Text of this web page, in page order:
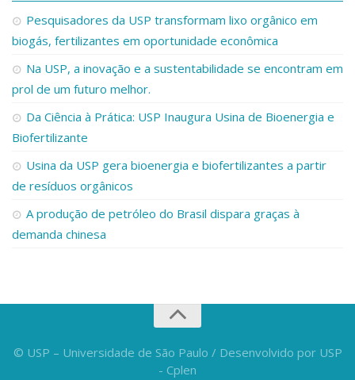
Pesquisadores da USP transformam lixo orgânico em
biogás, fertilizantes em oportunidade econômica
Na USP, a inovação e a sustentabilidade se encontram em
prol de um futuro melhor.
Da Ciência à Prática: USP Inaugura Usina de Bioenergia e
Biofertilizante
Usina da USP gera bioenergia e biofertilizantes a partir
de resíduos orgânicos
A produção de petróleo do Brasil dispara graças à
demanda chinesa
© USP – Universidade de São Paulo / Desenvolvido por USP
- Cplen